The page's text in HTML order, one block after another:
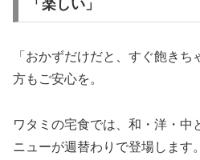
「楽しい」
「おかずだけだと、すぐ飽き
方もご安心を。
ワタミの宅食では、和・洋・中
ニューが週替わりで登場します。